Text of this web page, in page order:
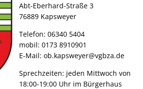
Abt-Eberhard-Straße 3
76889 Kapsweyer
Telefon: 06340 5404
mobil: 0173 8910901
E-Mail: ob.kapsweyer@vgbza.de
Sprechzeiten: jeden Mittwoch von
18:00-19:00 Uhr im Bürgerhaus